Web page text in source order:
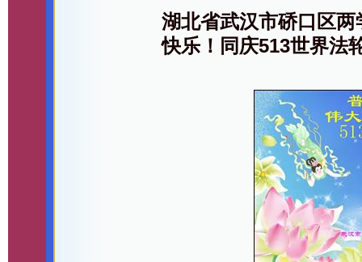
湖北省武汉市硚口区
快乐！同庆513世界法